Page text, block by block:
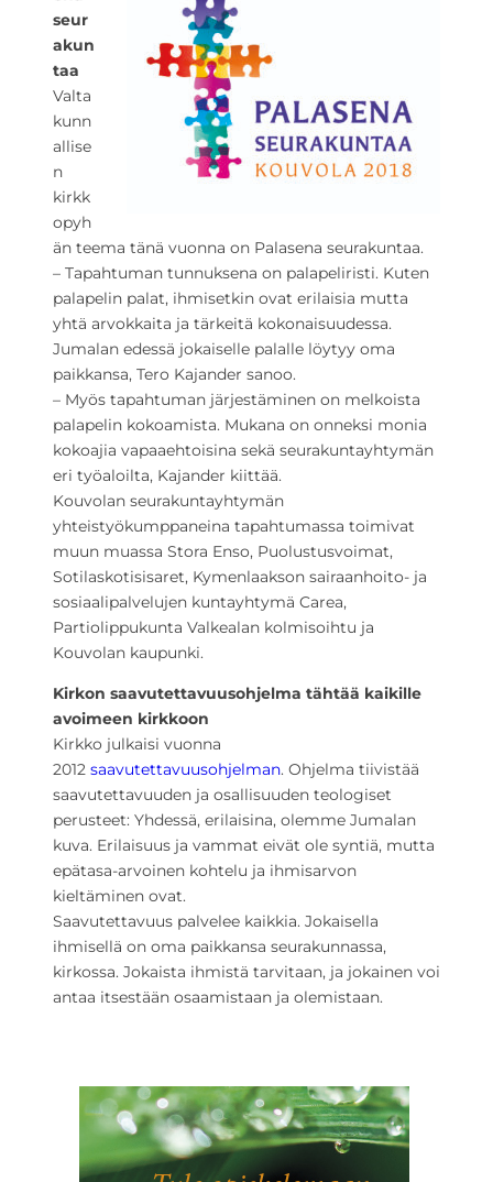
seur
akun
taa
Valta
kunn
allise
n
kirkk
opyh
än teema tänä vuonna on Palasena seurakuntaa.
– Tapahtuman tunnuksena on palapeliristi. Kuten
palapelin palat, ihmisetkin ovat erilaisia mutta
yhtä arvokkaita ja tärkeitä kokonaisuudessa.
Jumalan edessä jokaiselle palalle löytyy oma
paikkansa, Tero Kajander sanoo.
– Myös tapahtuman järjestäminen on melkoista
palapelin kokoamista. Mukana on onneksi monia
kokoajia vapaaehtoisina sekä seurakuntayhtymän
eri työaloilta, Kajander kiittää.
Kouvolan seurakuntayhtymän
yhteistyökumppaneina tapahtumassa toimivat
muun muassa Stora Enso, Puolustusvoimat,
Sotilaskotisisaret, Kymenlaakson sairaanhoito- ja
sosiaalipalvelujen kuntayhtymä Carea,
Partiolippukunta Valkealan kolmisoihtu ja
Kouvolan kaupunki.
Kirkon saavutettavuusohjelma tähtää kaikille
avoimeen kirkkoon
Kirkko julkaisi vuonna
2012 saavutettavuusohjelman. Ohjelma tiivistää
saavutettavuuden ja osallisuuden teologiset
perusteet: Yhdessä, erilaisina, olemme Jumalan
kuva. Erilaisuus ja vammat eivät ole syntiä, mutta
epätasa-arvoinen kohtelu ja ihmisarvon
kieltäminen ovat.
Saavutettavuus palvelee kaikkia. Jokaisella
ihmisellä on oma paikkansa seurakunnassa,
kirkossa. Jokaista ihmistä tarvitaan, ja jokainen voi
antaa itsestään osaamistaan ja olemistaan.